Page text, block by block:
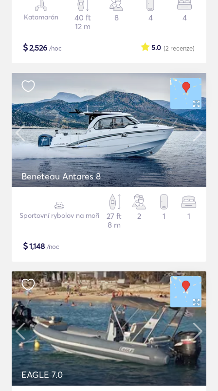
Katamarán
40 ft
12 m
8 4 4
$2,526 /noc (2 recenze)
5.0
Beneteau Antares 8
Sportovní rybolov na moři
27 ft
8 m
2 1 1
$1,148 /noc
EAGLE 7.0